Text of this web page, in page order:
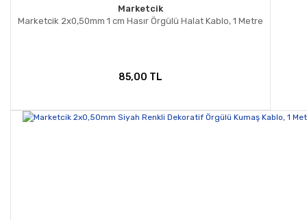
Marketcik
Marketcik 2x0,50mm 1 cm Hasır Örgülü Halat Kablo, 1 Metre
85,00 TL